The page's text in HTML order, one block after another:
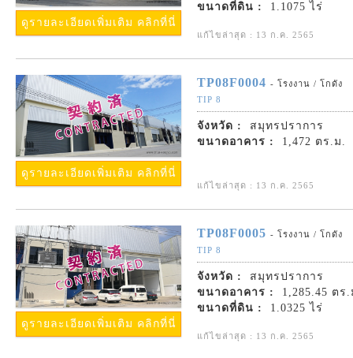
ดูรายละเอียดเพิ่มเติม คลิกที่นี่
ขนาดที่ดิน :
1.1075 ไร่
แก้ไขล่าสุด : 13 ก.ค. 2565
ดูรายละเอียดเพิ่มเติม คลิกที่นี่
TP08F0004 - โรงงาน / โกดัง
TIP 8
จังหวัด :
สมุทรปราการ
ขนาดอาคาร :
1,472 ตร.ม.
แก้ไขล่าสุด : 13 ก.ค. 2565
ดูรายละเอียดเพิ่มเติม คลิกที่นี่
TP08F0005 - โรงงาน / โกดัง
TIP 8
จังหวัด :
สมุทรปราการ
ขนาดอาคาร :
1,285.45 ตร
ขนาดที่ดิน :
1.0325 ไร่
แก้ไขล่าสุด : 13 ก.ค. 2565